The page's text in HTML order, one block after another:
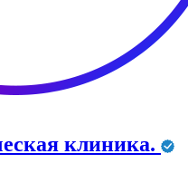
клиника.